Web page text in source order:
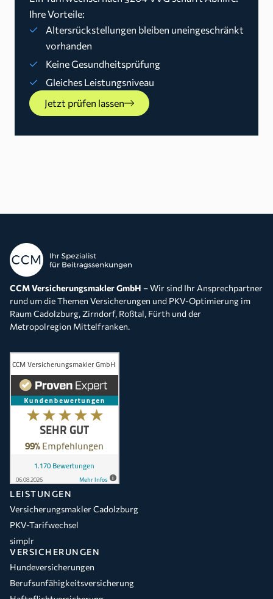
Ihre Vorteile:
Altersrückstellungen bleiben uneingeschränkt
vorhanden
Keine Gesundheitsprüfung
Gleiches Leistungsniveau
Jetzt prüfen lassen
CCM Versicherungsmakler GmbH – Wir sind Ihr Ansprechpartner
rund um die Themen Versicherungen und PKV-Optimierung im
Raum Cadolzburg, Zirndorf, Roßtal, Fürth und der
Metropolregion Mittelfranken.
LEISTUNGEN
Versicherungsmakler Cadolzburg
PKV-Tarifwechsel
simplr
VERSICHERUNGEN
Hundeversicherungen
Berufsunfähigkeitsversicherung